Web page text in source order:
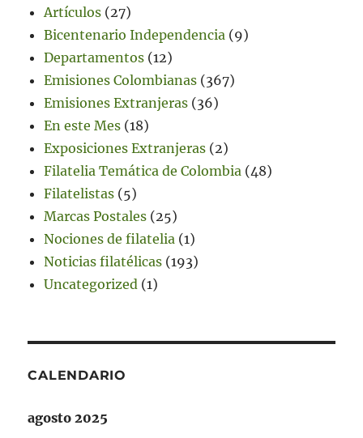
Artículos (27)
Bicentenario Independencia (9)
Departamentos (12)
Emisiones Colombianas (367)
Emisiones Extranjeras (36)
En este Mes (18)
Exposiciones Extranjeras (2)
Filatelia Temática de Colombia (48)
Filatelistas (5)
Marcas Postales (25)
Nociones de filatelia (1)
Noticias filatélicas (193)
Uncategorized (1)
CALENDARIO
agosto 2025